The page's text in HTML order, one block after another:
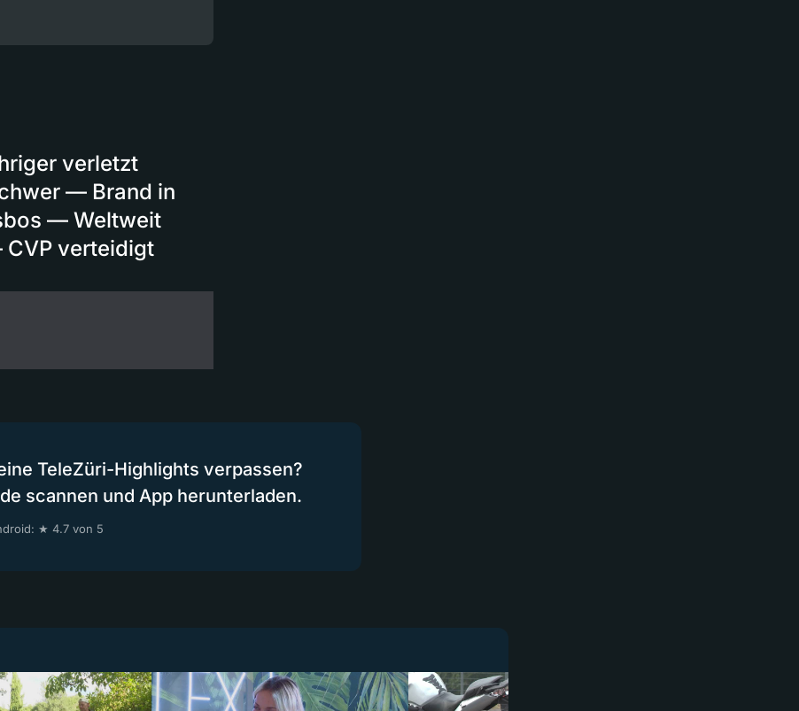
verletzt
— Brand in
— Weltweit
CVP verteidigt
TeleZüri-Highlights verpassen?
scannen und App herunterladen.
★ 4.7 von 5